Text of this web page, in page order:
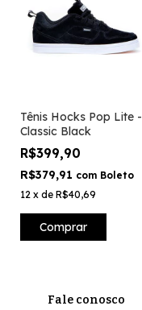
Tênis Hocks Pop Lite -
Classic Black
R$399,90
R$379,91 com Boleto
12 x de R$40,69
Comprar
Fale conosco